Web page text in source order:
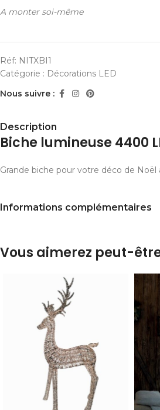
A monter soi-même
Réf: NITXBI1
Catégorie : Décorations LED
Nous suivre :
Description
Biche lumineuse 4400
Grande biche pour votre déco de
Informations complémentaires
Vous aimerez peut-